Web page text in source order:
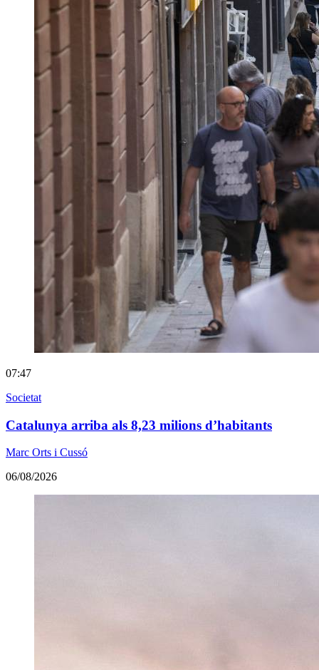
07:47
Societat
Catalunya arriba als 8,23 milions d’habitants
Marc Orts i Cussó
06/08/2026